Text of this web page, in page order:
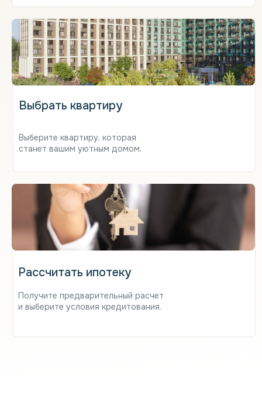
Рассчитать ипотеку
Выбрать квартиру
Получите предварительный расчет
и выберите условия кредитования.
Выберите квартиру, которая
станет вашим уютным домом.